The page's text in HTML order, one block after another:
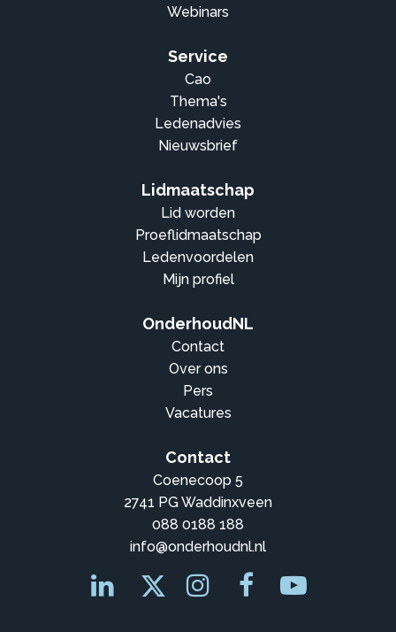
Webinars
Service
Cao
Thema's
Ledenadvies
Nieuwsbrief
Lidmaatschap
Lid worden
Proeflidmaatschap
Ledenvoordelen
Mijn profiel
OnderhoudNL
Contact
Over ons
Pers
Vacatures
Contact
Coenecoop 5
2741 PG Waddinxveen
088 0188 188
info@onderhoudnl.nl